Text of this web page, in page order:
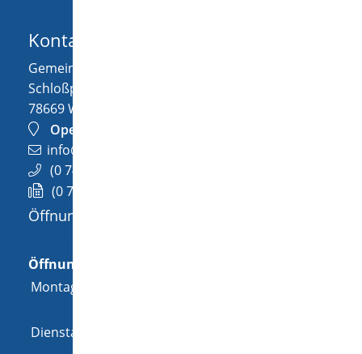
Kontakt
Gemeinde Wellendingen
Schloßplatz 1
78669Wellendingen
OpenStreetMap
info@wellendingen.de
(074
(074
Öffnungszeiten
Öffnungszeiten
Montag
Dienstag